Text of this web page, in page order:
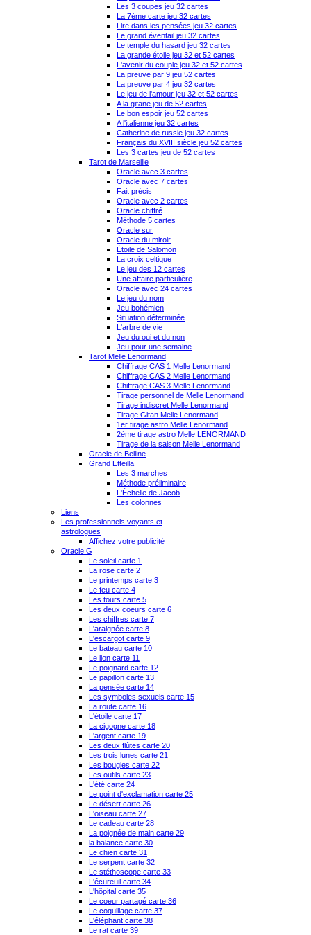
Les 3 coupes jeu 32 cartes
La 7ème carte jeu 32 cartes
Lire dans les pensées jeu 32 cartes
Le grand éventail jeu 32 cartes
Le temple du hasard jeu 32 cartes
La grande étoile jeu 32 et 52 cartes
L'avenir du couple jeu 32 et 52 cartes
La preuve par 9 jeu 52 cartes
La preuve par 4 jeu 32 cartes
Le jeu de l'amour jeu 32 et 52 cartes
A la gitane jeu de 52 cartes
Le bon espoir jeu 52 cartes
A l'italienne jeu 32 cartes
Catherine de russie jeu 32 cartes
Français du XVIII siècle jeu 52 cartes
Les 3 cartes jeu de 52 cartes
Tarot de Marseille
Oracle avec 3 cartes
Oracle avec 7 cartes
Fait précis
Oracle avec 2 cartes
Oracle chiffré
Méthode 5 cartes
Oracle sur
Oracle du miroir
Étoile de Salomon
La croix celtique
Le jeu des 12 cartes
Une affaire particulière
Oracle avec 24 cartes
Le jeu du nom
Jeu bohémien
Situation déterminée
L'arbre de vie
Jeu du oui et du non
Jeu pour une semaine
Tarot Melle Lenormand
Chiffrage CAS 1 Melle Lenormand
Chiffrage CAS 2 Melle Lenormand
Chiffrage CAS 3 Melle Lenormand
Tirage personnel de Melle Lenormand
Tirage indiscret Melle Lenormand
Tirage Gitan Melle Lenormand
1er tirage astro Melle Lenormand
2ème tirage astro Melle LENORMAND
Tirage de la saison Melle Lenormand
Oracle de Belline
Grand Etteilla
Les 3 marches
Méthode préliminaire
L'Échelle de Jacob
Les colonnes
Liens
Les professionnels voyants et
astrologues
Affichez votre publicité
Oracle G
Le soleil carte 1
La rose carte 2
Le printemps carte 3
Le feu carte 4
Les tours carte 5
Les deux coeurs carte 6
Les chiffres carte 7
L'araignée carte 8
L'escargot carte 9
Le bateau carte 10
Le lion carte 11
Le poignard carte 12
Le papillon carte 13
La pensée carte 14
Les symboles sexuels carte 15
La route carte 16
L'étoile carte 17
La cigogne carte 18
L'argent carte 19
Les deux flûtes carte 20
Les trois lunes carte 21
Les bougies carte 22
Les outils carte 23
L'été carte 24
Le point d'exclamation carte 25
Le désert carte 26
L'oiseau carte 27
Le cadeau carte 28
La poignée de main carte 29
la balance carte 30
Le chien carte 31
Le serpent carte 32
Le stéthoscope carte 33
L'écureuil carte 34
L'hôpital carte 35
Le coeur partagé carte 36
Le coquillage carte 37
L'éléphant carte 38
Le rat carte 39